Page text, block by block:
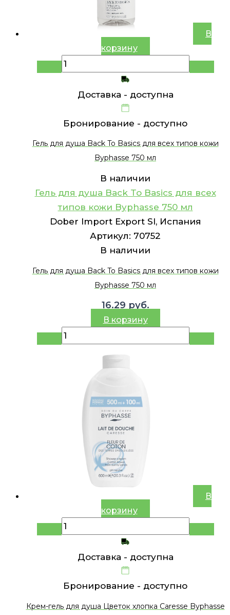
В
корзину
Доставка - доступна
Бронирование - доступно
Гель для душа Back To Basics для всех типов кожи
Byphasse 750 мл
В наличии
Гель для душа Back To Basics для всех
типов кожи Byphasse 750 мл
Dober Import Export Sl, Испания
Артикул: 70752
В наличии
Гель для душа Back To Basics для всех типов кожи
Byphasse 750 мл
16.29 руб.
В корзину
В
корзину
Доставка - доступна
Бронирование - доступно
Крем-гель для душа Цветок хлопка Caresse Byphasse